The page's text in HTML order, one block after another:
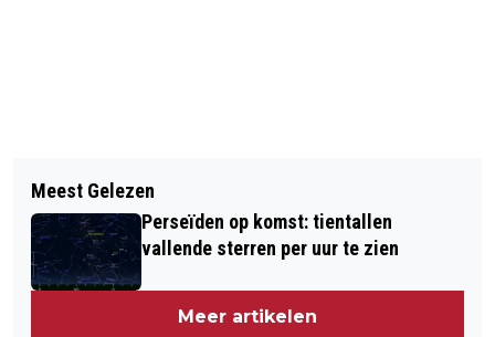
GEWONDE DOOR STEEKPARTIJ IN
AMSTERDAM
HORECA DONEERT FOOIEN AAN
GOEDE DOELEN
Meest Gelezen
Perseïden op komst: tientallen
vallende sterren per uur te zien
Meer artikelen